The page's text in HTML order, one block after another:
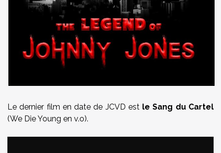
Le dernier film en date de JCVD est le Sang du Cartel
(We Die Young en v.o).